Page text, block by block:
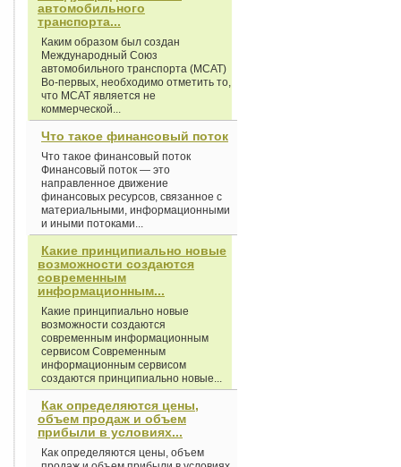
автомобильного
транспорта...
Каким образом был создан
Международный Союз
автомобильного транспорта (МСАТ)
Во-первых, необходимо отметить то,
что МСАТ является не
коммерческой...
Что такое финансовый поток
Что такое финансовый поток
Финансовый поток — это
направленное движение
финансовых ресурсов, связанное с
материальными, информационными
и иными потоками...
Какие принципиально новые
возможности создаются
современным
информационным...
Какие принципиально новые
возможности создаются
современным информационным
сервисом Современным
информационным сервисом
создаются принципиально новые...
Как определяются цены,
объем продаж и объем
прибыли в условиях...
Как определяются цены, объем